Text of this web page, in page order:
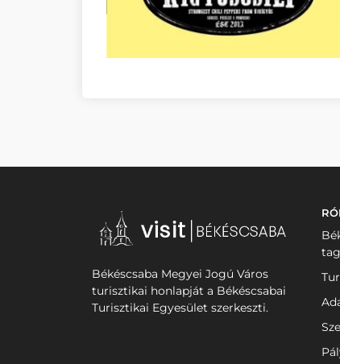
Békéscsaba Megyei Jogú Város
turisztikai honlapját a Békéscsabai
Turisztikai Egyesület szerkeszti.